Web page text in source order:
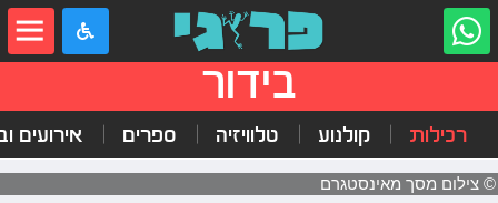
בידור
רכילות קולנוע טלוויזיה ספרים אירועים
© צילום מסך מאינסטגרם